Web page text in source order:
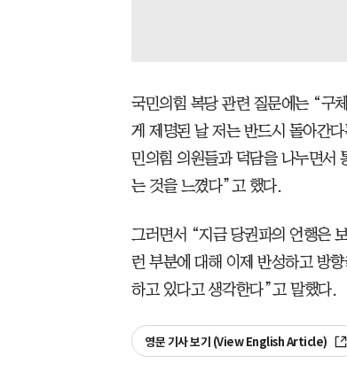
국민의힘 복당 관련 질문에는 “구
게 제명된 날 저는 반드시 돌아간
민의힘 의원들과 덕담을 나누면서
는 것을 느꼈다”고 했다.
그러면서 “지금 당권파의 언행은
런 부분에 대해 이제 반성하고 방
하고 있다고 생각한다”고 말했다.
영문 기사 보기 (View English Article)